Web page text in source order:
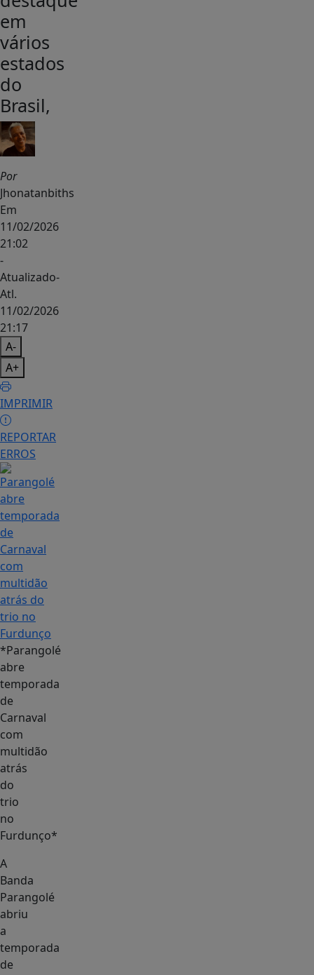
em
vários
estados
do
Brasil,
Por
Jhonatanbiths
Em
11/02/2026
21:02
-
Atualizado-
Atl.
11/02/2026
21:17
A-
A+
IMPRIMIR
REPORTAR
ERROS
*Parangolé
abre
temporada
de
Carnaval
com
multidão
atrás
do
trio
no
Furdunço*
A
Banda
Parangolé
abriu
a
temporada
de